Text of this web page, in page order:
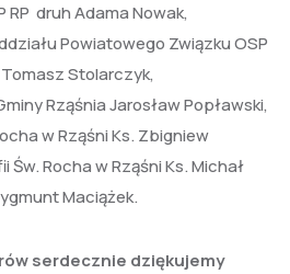
RP druh Adama Nowak,
Powiatowego Związku OSP
Tomasz Stolarczyk,
Rząśnia Jarosław Popławski,
w Rząśni Ks. Zbigniew
Św. Rocha w Rząśni Ks. Michał
Maciążek.
serdecznie dziękujemy